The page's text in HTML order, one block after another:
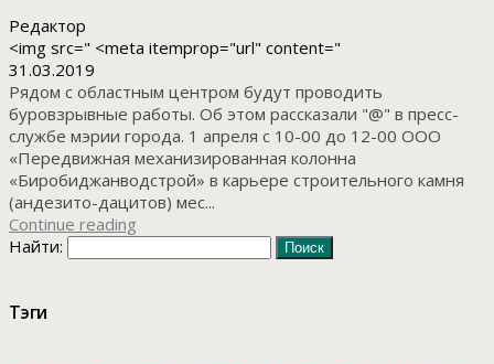
Редактор
<img src=" <meta itemprop="url" content="
31.03.2019
Рядом с областным центром будут проводить
буровзрывные работы. Об этом рассказали "@" в пресс-
службе мэрии города. 1 апреля с 10-00 до 12-00 ООО
«Передвижная механизированная колонна
«Биробиджанводстрой» в карьере строительного камня
(андезито-дацитов) мес...
Continue reading
Найти:
Тэги